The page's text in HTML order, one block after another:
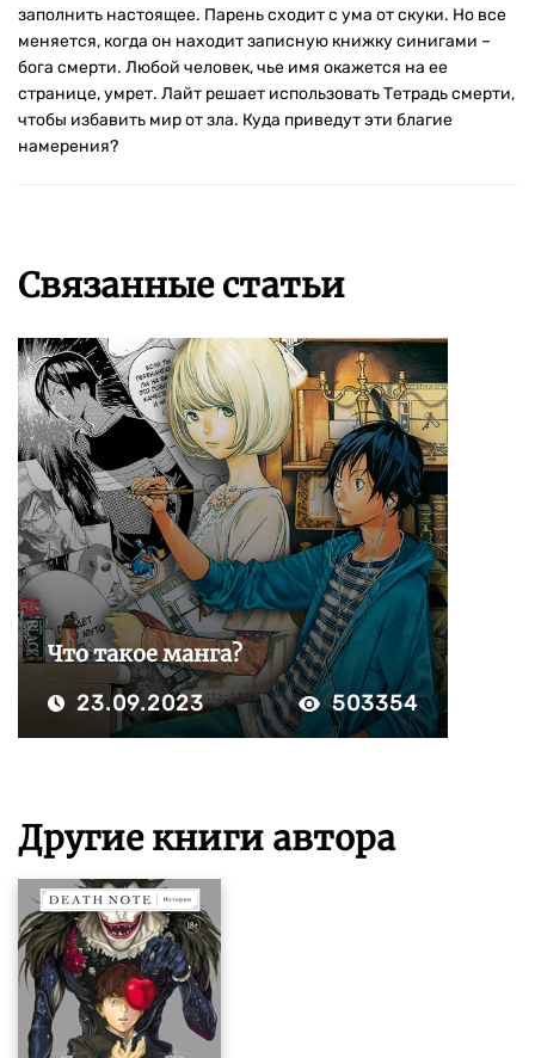
заполнить настоящее. Парень сходит с ума от скуки. Но все
меняется, когда он находит записную книжку синигами –
бога смерти. Любой человек, чье имя окажется на ее
странице, умрет. Лайт решает использовать Тетрадь смерти,
чтобы избавить мир от зла. Куда приведут эти благие
намерения?
Связанные статьи
Что такое манга?
23.09.2023 503354
Другие книги автора